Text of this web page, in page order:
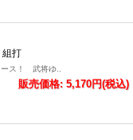
組打
ース！ 武将ゆ..
販売価格: 5,170円(税込)